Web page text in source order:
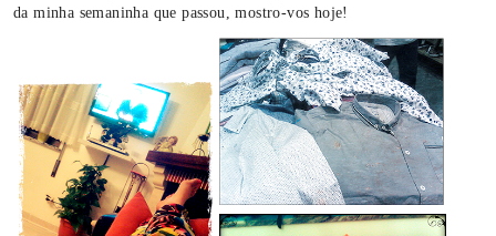
da minha semaninha que passou, mostro-vos hoje!